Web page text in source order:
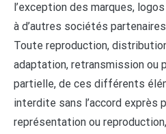
l’exception des marques,
à d’autres sociétés
Toute reproduction,
adaptation, retransmission ou
partielle, de ces différents
interdite sans l’accord exprès
représentation ou